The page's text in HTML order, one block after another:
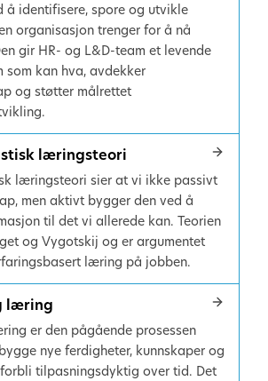
å identifisere, spore og utvikle
organisasjon trenger for å nå
gir HR- og L&D-team et levende
som kan hva, avdekker
og støtter målrettet
læringsteori
læringsteori sier at vi ikke passivt
men aktivt bygger den ved å
til det vi allerede kan. Teorien
og Vygotskij og er argumentet
læring på jobben.
læring
er den pågående prosessen
nye ferdigheter, kunnskaper og
tilpasningsdyktig over tid. Det